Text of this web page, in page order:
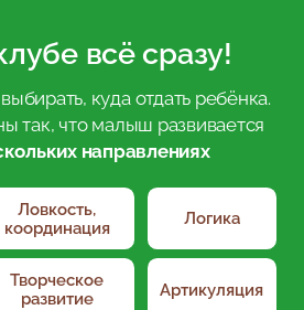
всё сразу!
куда отдать ребёнка.
так, что малыш развивается
направлениях
Ловкость,
координация
Логика
Творческое
развитие
Артикуляция